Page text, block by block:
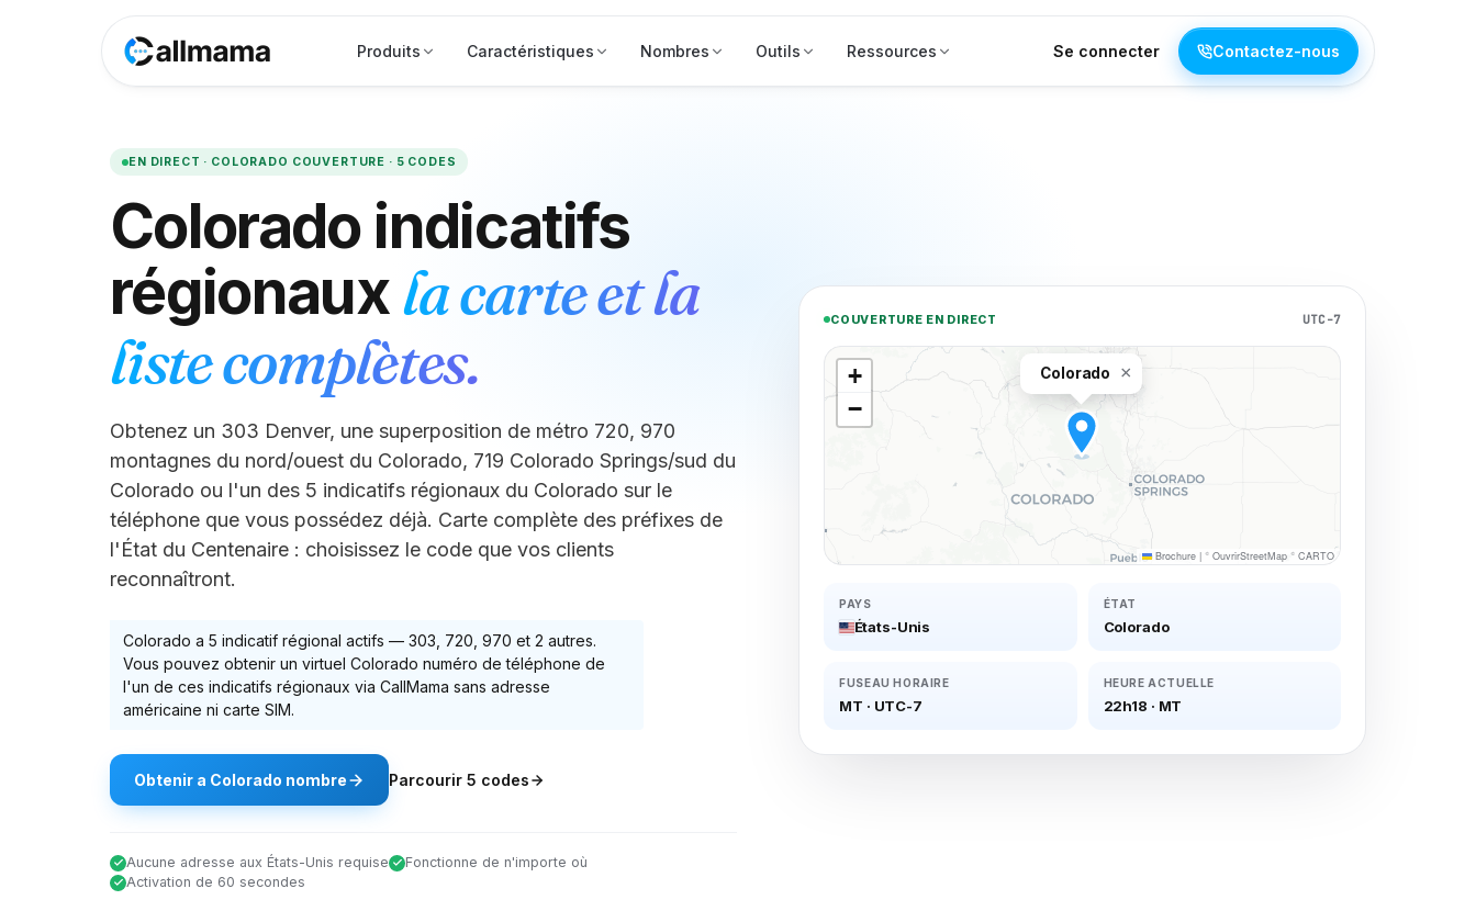
Produits Caractéristiques Nombres Outils Ressources Se connecter Contactez-nous
EN DIRECT · COLORADO COUVERTURE · 5 CODES
Coloradoindicatifs
régionauxla carte et la
liste complètes.
Obtenez un 303 Denver, une superposition de métro 720, 970
montagnes du nord/ouest du Colorado, 719 Colorado Springs/sud du
Colorado ou l'un des 5 indicatifs régionaux du Colorado sur le
téléphone que vous possédez déjà. Carte complète des préfixes de
l'État du Centenaire : choisissez le code que vos clients
reconnaîtront.
Colorado a 5 indicatif régional actifs — 303, 720, 970 et 2 autres.
Vous pouvez obtenir un virtuel Colorado numéro de téléphone de
l'un de ces indicatifs régionaux via CallMama sans adresse
américaine ni carte SIM.
Obtenir a Colorado nombre Parcourir 5 codes
Aucune adresse aux États-Unis requise
Fonctionne de n'importe où
Activation de 60 secondes
COUVERTURE EN DIRECT UTC-7
Colorado ×
+
−
Brochure |© OuvrirStreetMap© CARTO
PAYS
États-Unis
ÉTAT
Colorado
FUSEAU HORAIRE
MT · UTC-7
HEURE ACTUELLE
22h18 · MT